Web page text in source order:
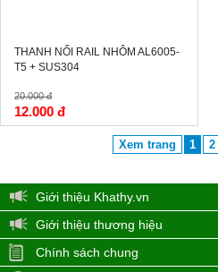
THANH NỐI RAIL NHÔM AL6005-
T5 + SUS304
20.000 đ
12.000 đ
Xem trang 1 2
Giới thiệu Khathy.vn
Giới thiệu thương hiệu
Chính sách chung